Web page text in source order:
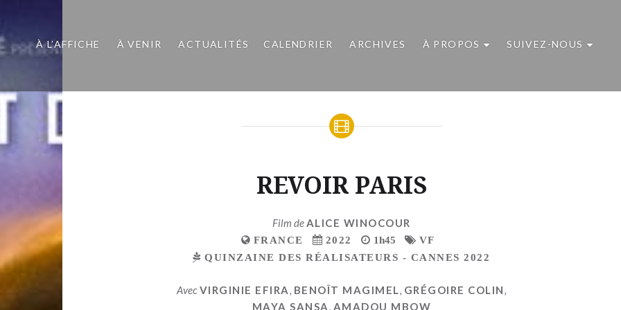
À L’AFFICHE À VENIR ACTUALITÉS CALENDRIER ARCHIVES À PROPOS SUIVEZ-NOUS
REVOIR PARIS
Film deALICE WINOCOUR
FRANCE 2022 1h45
VF
QUINZAINE DES RÉALISATEURS - CANNES 2022
AvecVIRGINIE EFIRA BENOÎT MAGIMEL GRÉGOIRE COLIN
MAYA SANSA AMADOU MBOW